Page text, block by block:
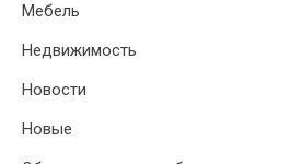
Мебель
Недвижимость
Новости
Новые